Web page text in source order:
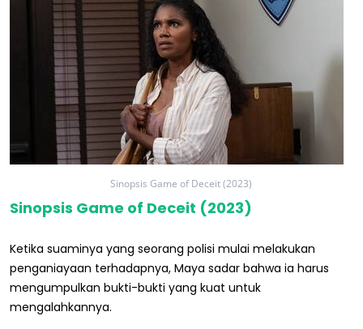
Sinopsis Game of Deceit (2023)
Sinopsis Game of Deceit (2023)
Ketika suaminya yang seorang polisi mulai melakukan
penganiayaan terhadapnya, Maya sadar bahwa ia harus
mengumpulkan bukti-bukti yang kuat untuk
mengalahkannya.